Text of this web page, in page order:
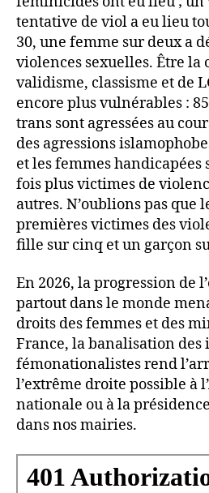
tentative de viol a eu lieu
30, une femme sur deux a
violences sexuelles. Être la
validisme, classisme et de
encore plus vulnérables :
trans sont agressées au
des agressions
et les femmes handicapées
fois plus victimes de
autres. N’oublions pas que
premières victimes des
fille sur cinq et un garçon
En 2026, la progression de
partout dans le monde
droits des femmes et des
France, la banalisation des
fémonationalistes rend
l’extrême droite possible à
nationale ou à la
dans nos mairies.